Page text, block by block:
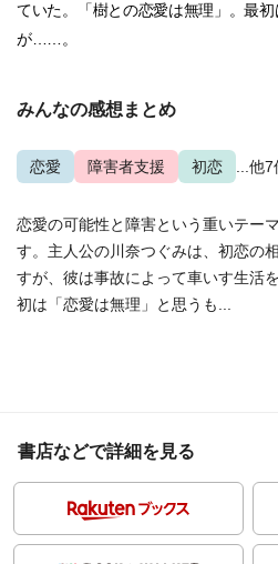
ていた。「樹との恋愛は無理」。最
が……。
みんなの感想まとめ
恋愛 障害者支援 初恋 ...他
恋愛の可能性と障害という重いテー
す。主人公の川奈つぐみは、初恋の
すが、彼は事故によって車いす生活
初は「恋愛は無理」と思うも...
書店などで詳細を見る